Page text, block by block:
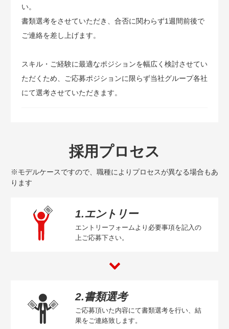
い。
書類選考をさせていただき、合否に関わらず1週間前後で
ご連絡を差し上げます。
スキル・ご経験に最適なポジションを幅広く検討させてい
ただくため、ご応募ポジションに限らず当社グループ各社
にて選考させていただきます。
採用プロセス
※モデルケースですので、職種によりプロセスが異なる場合もあ
ります
1.エントリー
エントリーフォームより必要事項を記入の
上ご応募下さい。
2.書類選考
ご応募頂いた内容にて書類選考を行い、結
果をご連絡致します。